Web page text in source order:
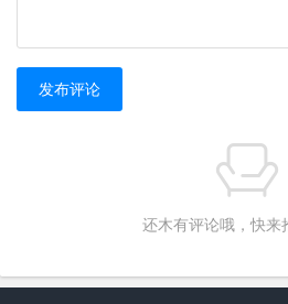
3、谨慎扫码：不要扫描来历不明
骗。
保账户安全，如发现异常，及时处
5、避免过度消费：理性消费，避
手机支付为我们的生活带来了极
发布评论
还木有评论哦，快来